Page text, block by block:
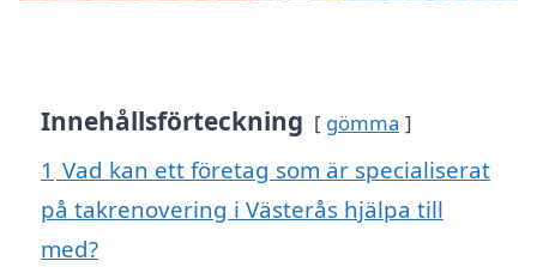
Innehållsförteckning gömma
1 Vad kan ett företag som är specialiserat
på takrenovering i Västerås hjälpa till
med?